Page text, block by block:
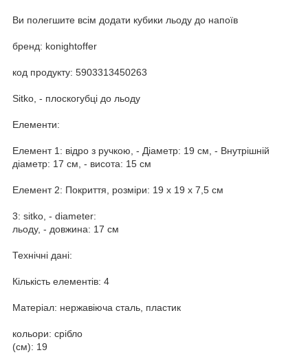
Ви полегшите всім додати кубики льоду до напоїв
бренд: konightoffer
код продукту: 5903313450263
Sitko, - плоскогубці до льоду
Елементи:
Елемент 1: відро з ручкою, - Діаметр: 19 см, - Внутрішній
діаметр: 17 см, - висота: 15 см
Елемент 2: Покриття, розміри: 19 х 19 х 7,5 см
3: sitko, - diameter:
льоду, - довжина: 17 см
Технічні дані:
Кількість елементів: 4
Матеріал: нержавіюча сталь, пластик
кольори: срібло
(см): 19